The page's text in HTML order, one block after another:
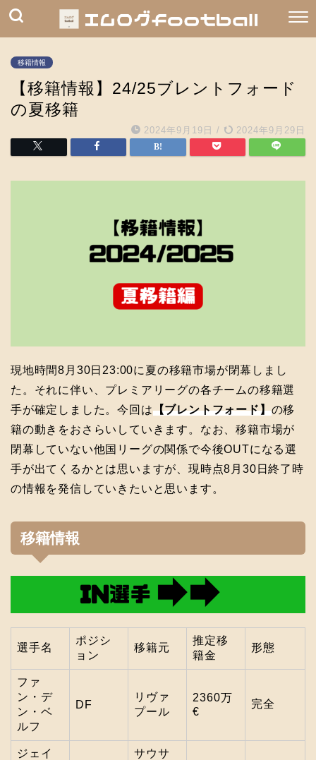
移籍情報
【移籍情報】24/25ブレントフォード
の夏移籍
2024年9月19日 / 2024年9月29日
現地時間8月30日23:00に夏の移籍市場が閉幕しまし
た。それに伴い、プレミアリーグの各チームの移籍選
手が確定しました。今回は【ブレントフォード】の移
籍の動きをおさらいしていきます。なお、移籍市場が
閉幕していない他国リーグの関係で今後OUTになる選
手が出てくるかとは思いますが、現時点8月30日終了時
の情報を発信していきたいと思います。
移籍情報
選手名
ポジシ
ョン
移籍元
推定移
籍金
形態
ファ
ン・デ
ン・ベ
ルフ
DF
リヴァ
プール
2360万
€
完全
ジェイ
サウサ